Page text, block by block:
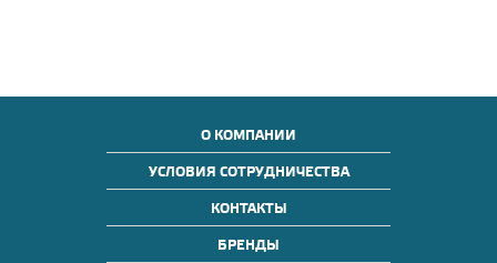
О КОМПАНИИ
УСЛОВИЯ СОТРУДНИЧЕСТВА
КОНТАКТЫ
БРЕНДЫ